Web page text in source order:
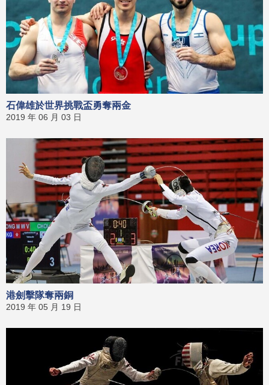
石偉雄於世界挑戰盃勇奪兩金
2019 年 06 月 03 日
港劍擊隊奪兩銅
2019 年 05 月 19 日